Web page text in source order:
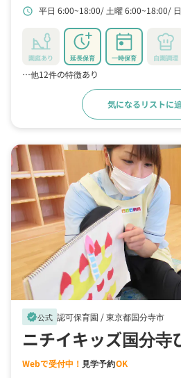
schedule 平日 6:00~18:00 土曜 6:00~18:00
園庭あり 延長保育 一時保育 自園調理
…他12件の特徴あり
気になるリストに
verified公式 認可保育園 /東京都国分寺市
ニチイキッズ国分寺
Webで受付中！ 見学予約OK